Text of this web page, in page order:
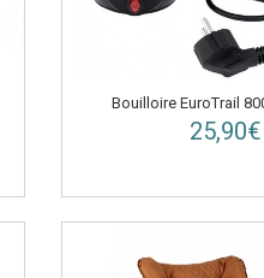
Bouilloire EuroTrail
25,90€